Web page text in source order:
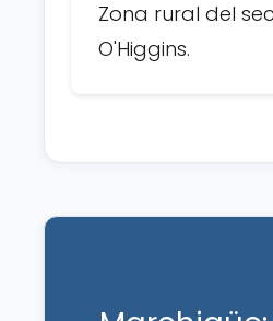
Zona rural del
O'Higgins.